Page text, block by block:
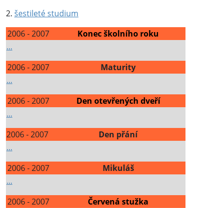
2. šestileté studium
2006 - 2007
Konec školního roku
...
2006 - 2007
Maturity
...
2006 - 2007
Den otevřených dveří
...
2006 - 2007
Den přání
...
2006 - 2007
Mikuláš
...
2006 - 2007
Červená stužka